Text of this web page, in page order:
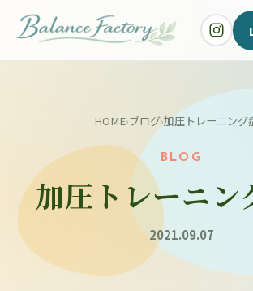
HOME›ブログ›加圧トレーニング
BLOG
加圧トレーニン
2021.09.07